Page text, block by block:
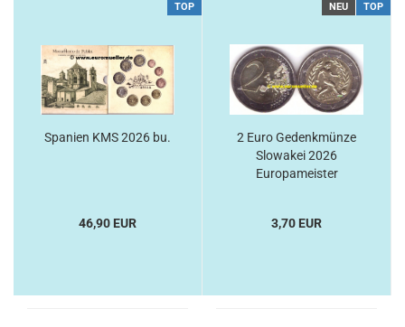
TOP
Spanien KMS 2026 bu.
46,90 EUR
NEU TOP
2 Euro Gedenkmünze
Slowakei 2026
Europameister
3,70 EUR